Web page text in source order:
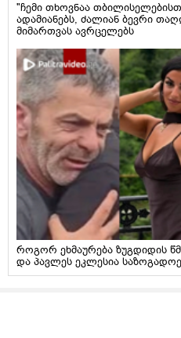
"ჩემი თხოვნაა
ადამიანებს, ძალიან ბევრი
მიმართვას ავრცელებს
როგორ ეხმაურება ზუგდიდის
და პავლეს ეკლესია